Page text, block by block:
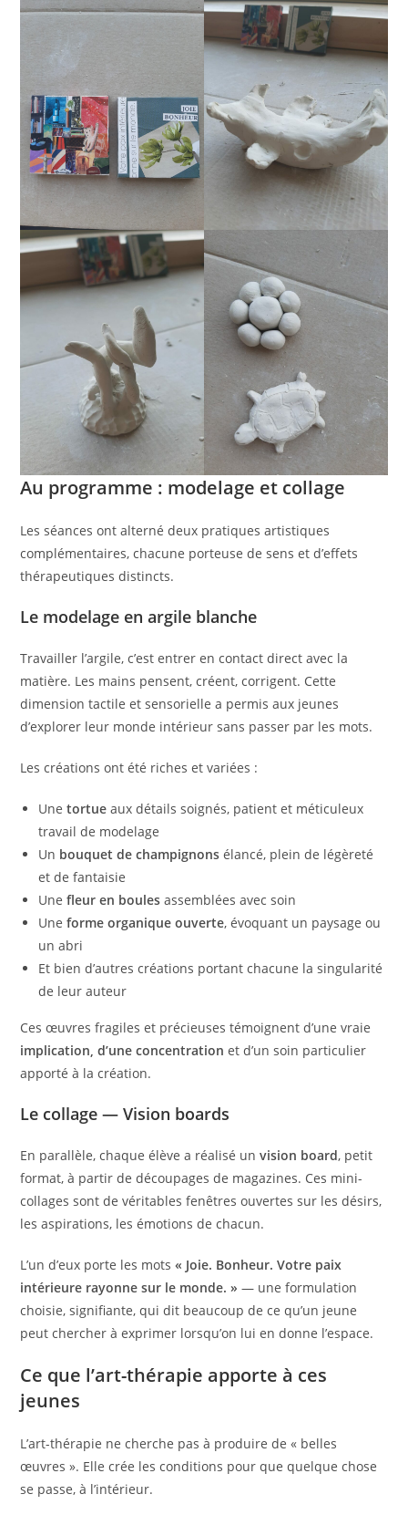
Au programme : modelage et collage
Les séances ont alterné deux pratiques artistiques
complémentaires, chacune porteuse de sens et d’effets
thérapeutiques distincts.
Le modelage en argile blanche
Travailler l’argile, c’est entrer en contact direct avec la
matière. Les mains pensent, créent, corrigent. Cette
dimension tactile et sensorielle a permis aux jeunes
d’explorer leur monde intérieur sans passer par les mots.
Les créations ont été riches et variées :
Unetortue aux détails soignés, patient et méticuleux
travail de modelage
Un bouquet de champignons élancé, plein de légèreté
et de fantaisie
Unefleur en boules assemblées avec soin
Uneforme organique ouverte, évoquant un paysage ou
un abri
Et bien d’autres créations portant chacune la singularité
de leur auteur
Ces œuvres fragiles et précieuses témoignent d’une vraie
implication, d’une concentration et d’un soin particulier
apporté à la création.
Le collage — Vision boards
En parallèle, chaque élève a réalisé unvision board, petit
format, à partir de découpages de magazines. Ces mini-
collages sont de véritables fenêtres ouvertes sur les désirs,
les aspirations, les émotions de chacun.
L’un d’eux porte les mots« Joie. Bonheur. Votre paix
intérieure rayonne sur le monde. » — une formulation
choisie, signifiante, qui dit beaucoup de ce qu’un jeune
peut chercher à exprimer lorsqu’on lui en donne l’espace.
Ce que l’art-thérapie apporte à ces
jeunes
L’art-thérapie ne cherche pas à produire de « belles
œuvres ». Elle crée les conditions pour que quelque chose
se passe, à l’intérieur.